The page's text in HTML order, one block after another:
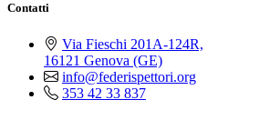
Contatti
Via Fieschi 201A-124R,
16121 Genova (GE)
info@federispettori.org
353 42 33 837